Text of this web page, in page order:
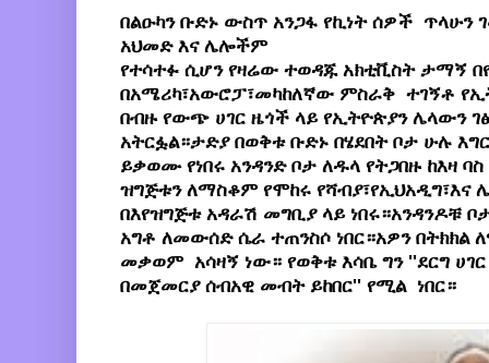
በልዑካን ቡድኑ ውስጥ አንጋፋ የኪነት ሰዎች ጥላሁን
አህመድ እና ሌሎችም
የተሳተፉ ሲሆን የዛሬው ተወዳጁ አክቲቪስት ታማኝ
በአሜሪካ፣አውሮፓ፣መካከለኛው ምስራቅ ተገኝቶ
በብዙ የውጭ ሀገር ዜጎች ላይ የኢትዮጵያን ሌላውን
አትርፏል።ታድያ በወቅቱ ቡድኑ በሄደበት ቦታ ሁሉ
ይቃወሙ የነበሩ አንዳንድ ቦታ ለዱላ የትጋበዙ ከእዛ
ዝግጅቱን ለማስቆም የሞከሩ
በእየዝግጅቱ አዳራሽ መግቢያ ላይ ነበሩ።አንዳንዶቹ
አግቶ ለመውሰድ ሴራ ተጠንስሶ ነበር።አዎን በትክክል
መቃወም አሳዛኝ ነው። የወቅቱ እሳቤ ግን ''ደርግ
በመጀመርያ ሰብአዊ መብት ይከበር'' የሚል ነበር።